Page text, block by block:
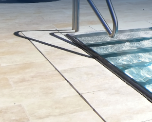
REALIZACE
SERVIS
KONTAKT